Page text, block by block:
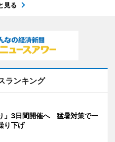
見る
ランキング
」3日間開催へ 猛暑対策で一
り下げ